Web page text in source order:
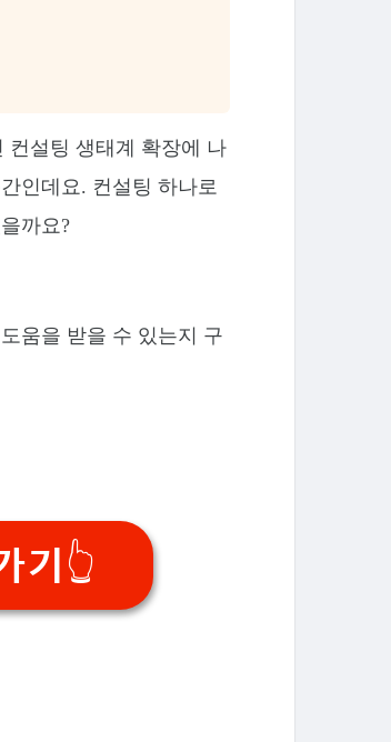
컨설팅 생태계 확장에 나
인데요. 컨설팅 하나로
까요?
움을 받을 수 있는지 구
기👆